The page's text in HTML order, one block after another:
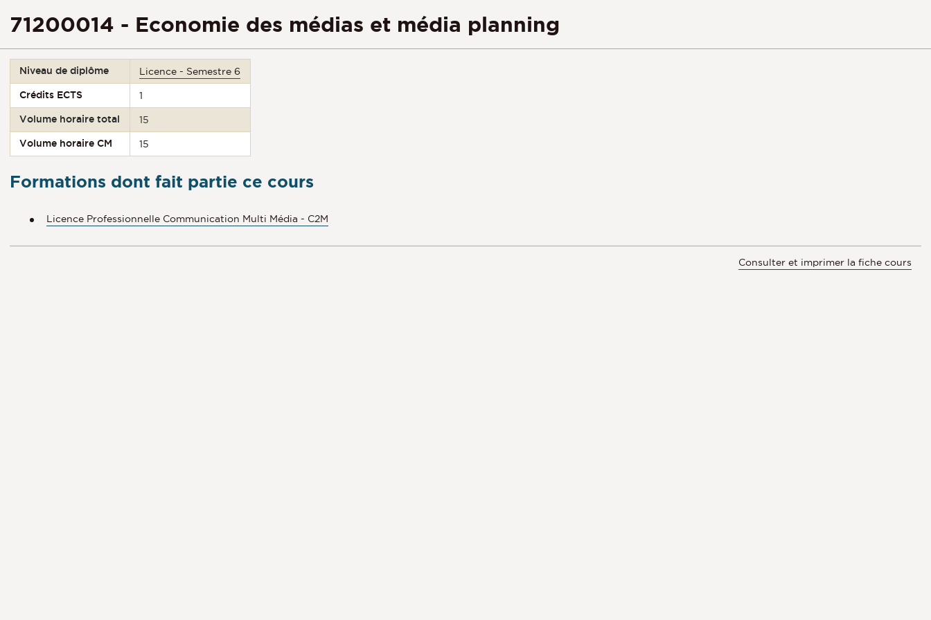
71200014 - Economie des médias et média planning
Niveau de diplôme Licence - Semestre 6
Crédits ECTS 1
Volume horaire total 15
Volume horaire CM 15
Formations dont fait partie ce cours
Licence Professionnelle Communication Multi Média - C2M
Consulter et imprimer la fiche cours